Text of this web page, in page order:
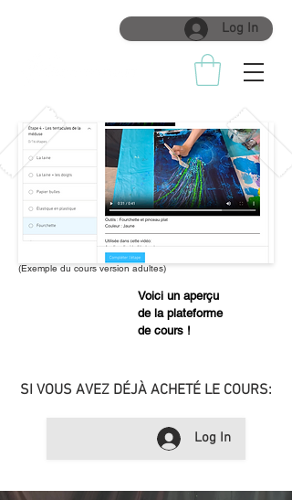
Log In
(Exemple du cours version adultes)
Voici un aperçu
de la plateforme
de cours !
SI VOUS AVEZ DÉJÀ ACHETÉ LE COURS:
Log In